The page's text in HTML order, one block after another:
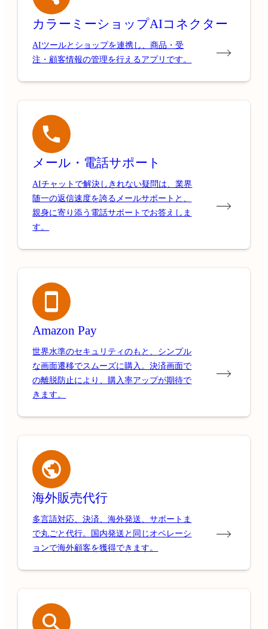
カラーミーショップAIコネクター
AIツールとショップを連携し、商品・受
注・顧客情報の管理を行えるアプリです。
メール・電話サポート
AIチャットで解決しきれない疑問は、業界
随一の返信速度を誇るメールサポートと、
親身に寄り添う電話サポートでお答えしま
す。
Amazon Pay
世界水準のセキュリティのもと、シンプル
な画面遷移でスムーズに購入。決済画面で
の離脱防止により、購入率アップが期待で
きます。
海外販売代行
多言語対応、決済、海外発送、サポートま
で丸ごと代行。国内発送と同じオペレーシ
ョンで海外顧客を獲得できます。